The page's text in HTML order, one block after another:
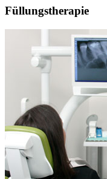
Füllungstherapie